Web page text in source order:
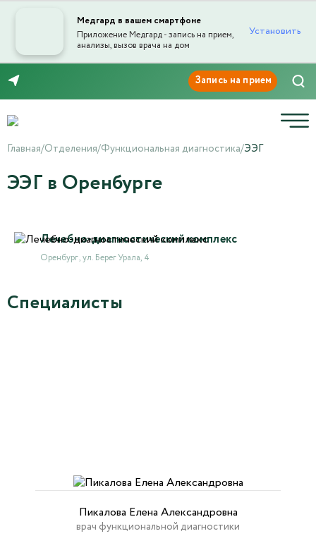
Медгард в вашем смартфоне
Приложение Медгард - запись на прием,
анализы, вызов врача на дом
Установить
Главная/Отделения/Функциональная диагностика/ЭЭГ
ЭЭГ в Оренбурге
Лечебно-диагностический комплекс
Оренбург , ул. Берег Урала, 4
Специалисты
Пикалова Елена Александровна
врач функциональной диагностики